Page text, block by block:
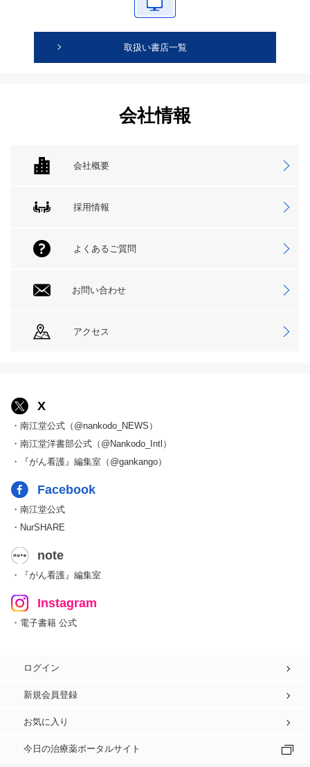
取扱い書店一覧
会社情報
会社概要
採用情報
よくあるご質問
お問い合わせ
アクセス
X
・南江堂公式（@nankodo_NEWS）
・南江堂洋書部公式（@Nankodo_Intl）
・『がん看護』編集室（@gankango）
Facebook
・南江堂公式
・NurSHARE
note
・『がん看護』編集室
Instagram
・電子書籍 公式
ログイン
新規会員登録
お気に入り
今日の治療薬ポータルサイト